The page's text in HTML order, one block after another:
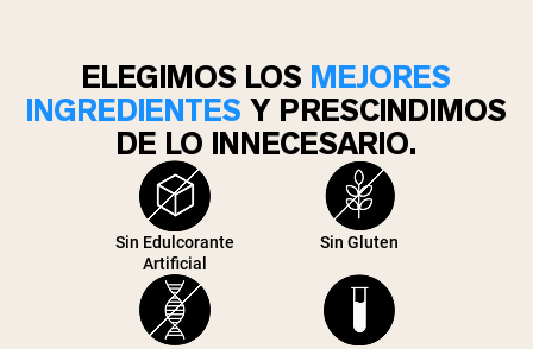
ELEGIMOS LOS MEJORES
INGREDIENTES Y PRESCINDIMOS
DE LO INNECESARIO.
Sin Edulcorante
Artificial
Sin Gluten